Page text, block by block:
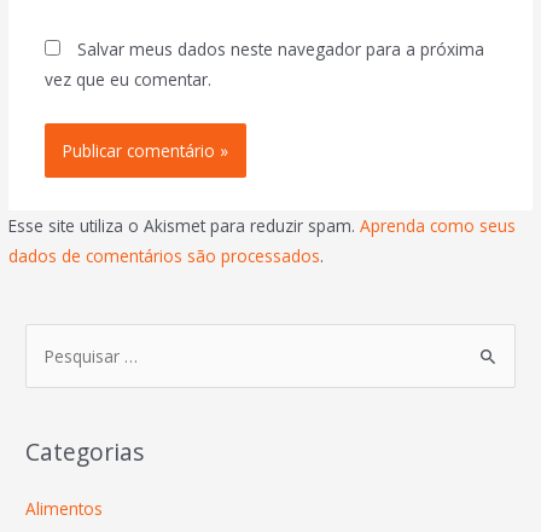
Salvar meus dados neste navegador para a próxima
vez que eu comentar.
Esse site utiliza o Akismet para reduzir spam.Aprenda como seus
dados de comentários são processados.
Categorias
Alimentos